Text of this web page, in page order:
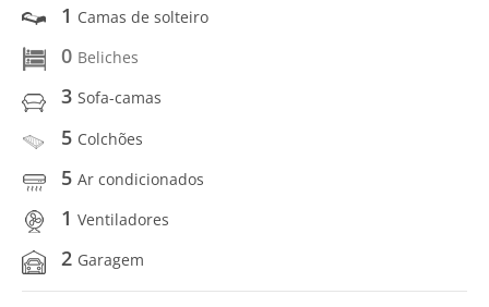
1 Camas de solteiro
0 Beliches
3 Sofa-camas
5 Colchões
5 Ar condicionados
1 Ventiladores
2 Garagem